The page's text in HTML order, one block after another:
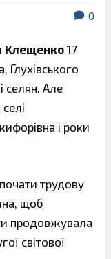
0
Клещенко 17
Глухівського
селян. Але
і роки
трудову
щоб
продовжувала
світової